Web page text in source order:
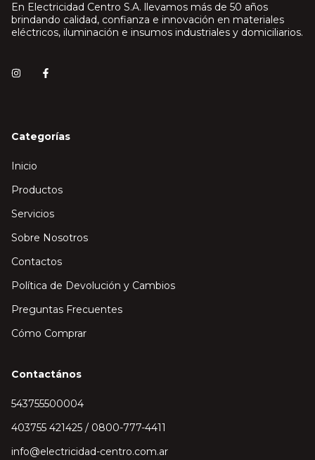
En Electricidad Centro S.A. llevamos más de 50 años
brindando calidad, confianza e innovación en materiales
eléctricos, iluminación e insumos industriales y domiciliarios.
Categorías
Inicio
Productos
Servicios
Sobre Nosotros
Contactos
Política de Devolución y Cambios
Preguntas Frecuentes
Cómo Comprar
Contactános
543755500004
403755 421425 / 0800-777-4411
info@electricidad-centro.com.ar